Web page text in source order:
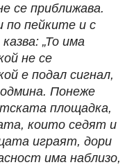
се приближава.
по пейките и с
„То има
не се
е подал сигнал,
Понеже
площадка,
които седят и
играят, дори
има наблизо,